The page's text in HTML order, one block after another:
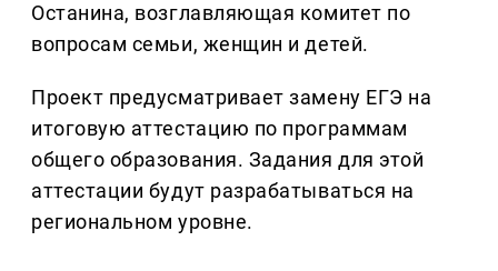
Останина, возглавляющая комитет по
вопросам семьи, женщин и детей.
Проект предусматривает замену ЕГЭ на
итоговую аттестацию по программам
общего образования. Задания для этой
аттестации будут разрабатываться на
региональном уровне.